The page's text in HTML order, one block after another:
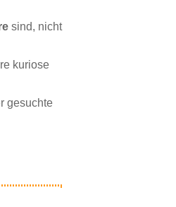
sind, nicht
kuriose
gesuchte